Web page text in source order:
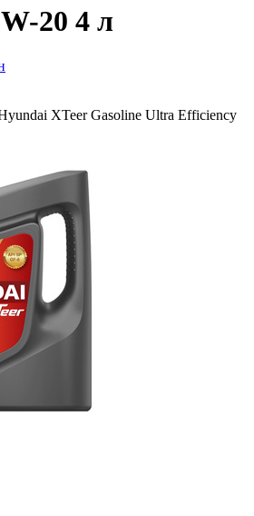
20 4 л
XTeer Gasoline Ultra Efficiency